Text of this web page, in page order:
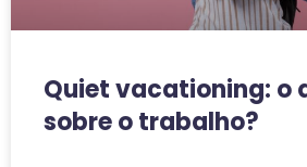
Quiet vacationing: o
sobre o trabalho?